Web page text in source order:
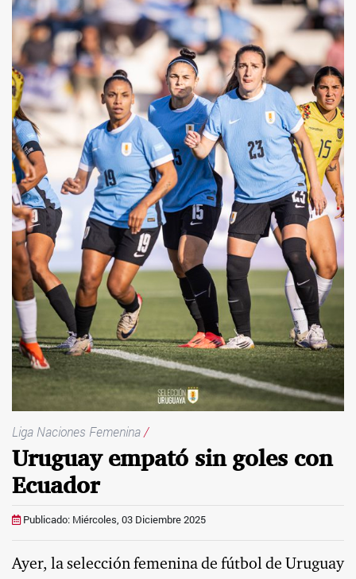
Liga Naciones Femenina/
Uruguay empató sin goles con
Ecuador
Publicado: Miércoles, 03 Diciembre 2025
Ayer, la selección femenina de fútbol de Uruguay